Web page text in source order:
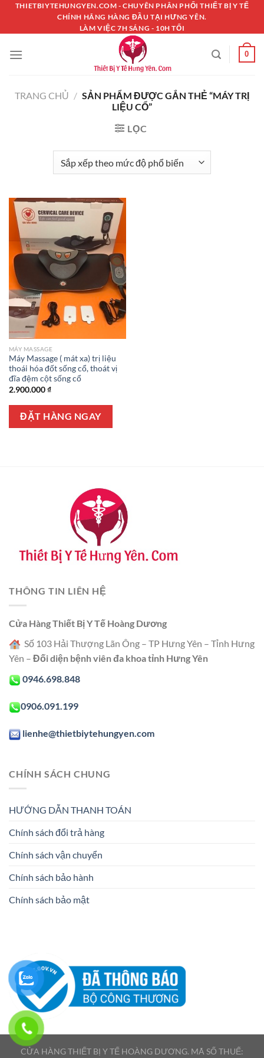
Chuyển
nội
dung
THIETBIYTEHUNGYEN.COM - CHUYÊN PHÂN PHỐI THIẾT BỊ Y TẾ
CHÍNH HÃNG HÀNG ĐẦU TẠI HƯNG YÊN.
LÀM VIỆC 7H SÁNG - 10H TỐI
0
TRANG CHỦ / SẢN PHẨM ĐƯỢC GẮN THẺ “MÁY TRỊ
LIỆU CỔ”
LỌC
MÁY MASSAGE
Máy Massage ( mát xa) trị liệu
thoái hóa đốt sống cổ, thoát vị
đĩa đệm cột sống cổ
2.900.000₫
ĐẶT HÀNG NGAY
THÔNG TIN LIÊN HỆ
Cửa Hàng Thiết Bị Y Tế Hoàng Dương
Số 103 Hải Thượng Lãn Ông – TP Hưng Yên – Tỉnh Hưng
Yên – Đối diện bệnh viên đa khoa tỉnh Hưng Yên
0946.698.848
0906.091.199
lienhe@thietbiytehungyen.com
CHÍNH SÁCH CHUNG
HƯỚNG DẪN THANH TOÁN
Chính sách đổi trả hàng
Chính sách vận chuyển
Chính sách bảo hành
Chính sách bảo mật
CỬA HÀNG THIẾT BỊ Y TẾ HOÀNG DƯƠNG. MÃ SỐ THUẾ: